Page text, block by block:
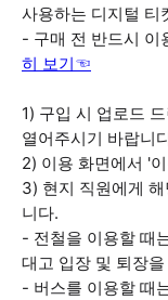
사용하는 디지털 티
- 구매 전 반드시 이
히 보기☜
1) 구입 시 업로드
열어주시기 바랍니
2) 이용 화면에서 '
3) 현지 직원에게
니다.
- 전철을 이용할 때
대고 입장 및 퇴장
- 버스를 이용할 때